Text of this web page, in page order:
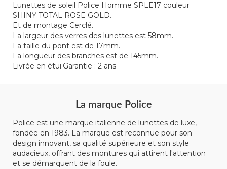
Lunettes de soleil Police Homme SPLE17 couleur
SHINY TOTAL ROSE GOLD.
Et de montage Cerclé.
La largeur des verres des lunettes est 58mm.
La taille du pont est de 17mm.
La longueur des branches est de 145mm.
Livrée en étui.Garantie : 2 ans
La marque Police
Police est une marque italienne de lunettes de luxe,
fondée en 1983. La marque est reconnue pour son
design innovant, sa qualité supérieure et son style
audacieux, offrant des montures qui attirent l'attention
et se démarquent de la foule.